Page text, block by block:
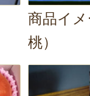
商品イ
桃）